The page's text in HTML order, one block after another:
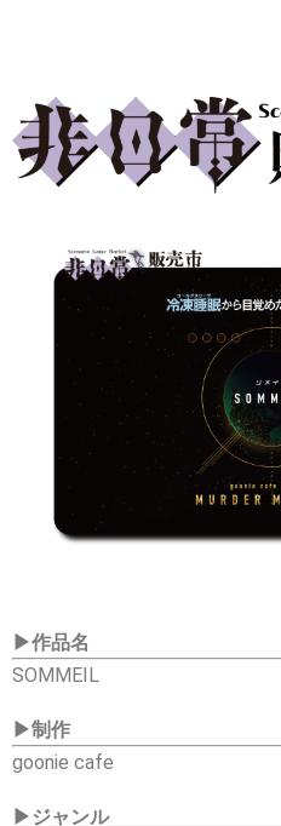
▶作品名
SOMMEIL
▶制作
goonie cafe
▶ ジャンル